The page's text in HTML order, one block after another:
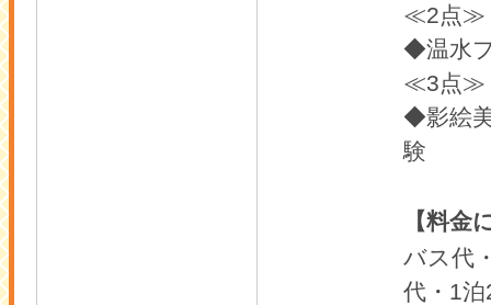
≪2点≫
◆温水
≪3点≫
◆影絵
験
【料金
バス代
代・1